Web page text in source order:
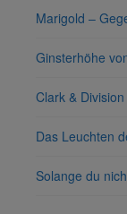
Marigold –
Ginsterhöhe
Clark &
Das Leuchten
Solange du